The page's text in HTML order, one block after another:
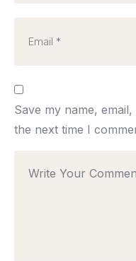
Save my name,
the next time I